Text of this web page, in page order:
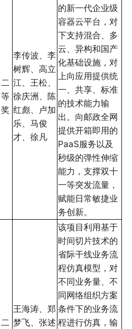
二
等
奖
李传波、李
树辉、高立
江、王松、
徐庆洲、陈
红彪、卢加
乐、马俊
才、徐凡
的新一代企业级
容器云平台，对
下支持混合、多
云、异构和国产
化基础设施，对
上向应用提供统
一、共享、标准
的技术能力输
出。向邮政全网
提供开箱即用的
PaaS服务以及
秒级的弹性伸缩
能力，支撑双十
一等突发流量，
赋能日常敏捷业
务创新。
二
王海涛、郑
梦飞、张述
该项目利用基于
时间切片技术的
省际干线业务流
程仿真模型，对
不同业务量、不
同网络组织方案
条件下的业务流
程进行仿真，输